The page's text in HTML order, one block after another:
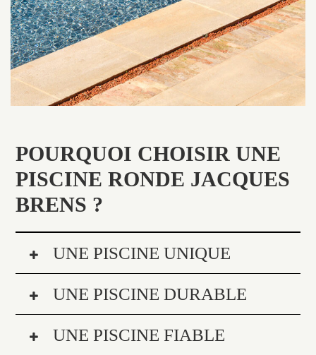
POURQUOI CHOISIR UNE
PISCINE RONDE JACQUES
BRENS ?
UNE PISCINE UNIQUE
UNE PISCINE DURABLE
UNE PISCINE FIABLE